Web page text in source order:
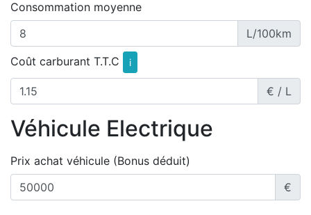
Consommation moyenne
L/100km
Coût carburant T.T.C
i
€ / L
Véhicule Electrique
Prix achat véhicule (Bonus déduit)
€